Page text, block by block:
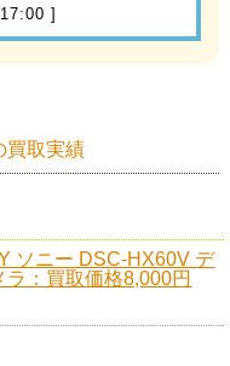
]
買取実績
ソニー DSC-HX60V デ
ラ：買取価格8,000円